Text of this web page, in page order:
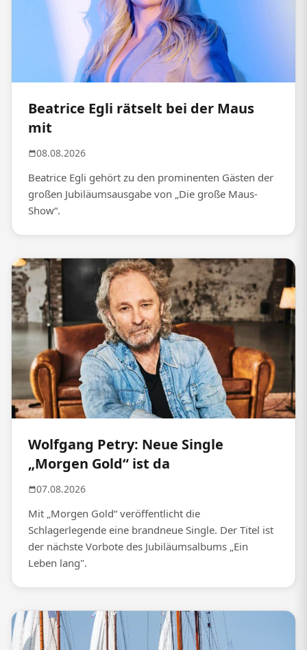
Beatrice Egli rätselt bei der Maus
mit
08.08.2026
Beatrice Egli gehört zu den prominenten Gästen der
großen Jubiläumsausgabe von „Die große Maus-
Show“.
Wolfgang Petry: Neue Single
„Morgen Gold“ ist da
07.08.2026
Mit „Morgen Gold“ veröffentlicht die
Schlagerlegende eine brandneue Single. Der Titel ist
der nächste Vorbote des Jubiläumsalbums „Ein
Leben lang".